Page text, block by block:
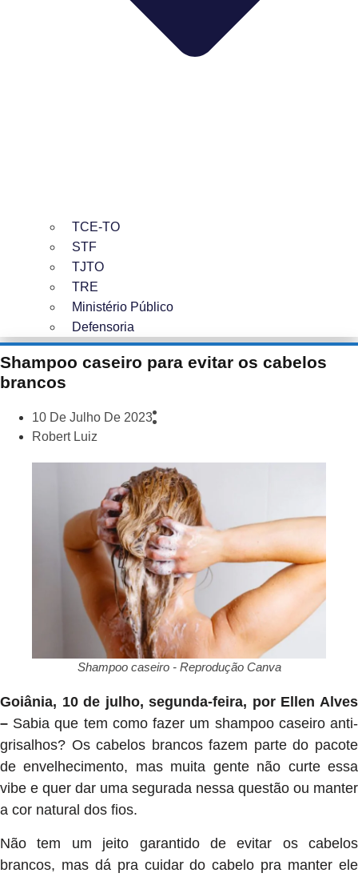
TCE-TO
STF
TJTO
TRE
Ministério Público
Defensoria
Shampoo caseiro para evitar os cabelos
brancos
10 De Julho De 2023
Robert Luiz
Shampoo caseiro - Reprodução Canva
Goiânia, 10 de julho, segunda-feira, por Ellen Alves
– Sabia que tem como fazer um shampoo caseiro anti-
grisalhos? Os cabelos brancos fazem parte do pacote
de envelhecimento, mas muita gente não curte essa
vibe e quer dar uma segurada nessa questão ou manter
a cor natural dos fios.
Não tem um jeito garantido de evitar os cabelos
brancos, mas dá pra cuidar do cabelo pra manter ele